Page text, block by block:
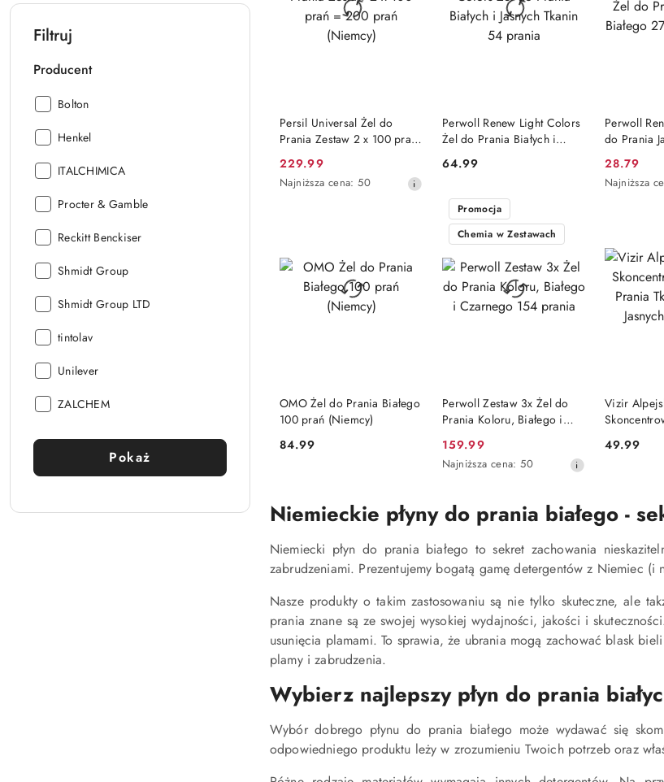
Filtruj
Producent
Producent:
Bolton
Producent:
Henkel
Producent:
ITALCHIMICA
Producent:
Procter & Gamble
Producent:
Reckitt Benckiser
Producent:
Shmidt Group
Producent:
Shmidt Group LTD
Producent:
tintolav
Producent:
Unilever
Producent:
ZALCHEM
Pokaż
Persil Universal Żel do
Prania Zestaw 2 x 100 prań
Cena
promocyjna:
229.99
Najniższa
przed
obniżką
Najniższa cena: 50
DO KOSZYKA
Perwoll Renew Light Colors
Żel do Prania Białych i
Cena:
64.99
DO KOSZYKA
Perwoll
do Prania
Cena
28.79
Najniższa
przed
obniżką
Najniższa
OMO Żel do Prania Białego
100 prań (Niemcy)
Cena:
84.99
PRODUKT NIEDOSTĘPNY
Perwoll Zestaw 3x Żel do
Prania Koloru, Białego i
Cena
promocyjna:
159.99
Najniższa
30
dni
obniżką
Najniższa cena: 50
Promocja
Chemia w Zestawach
PRODUKT NIEDOSTĘPNY
Vizir
Jasnych 50
Cena:
49.99
Niemieckie płyny do prania białego -
Niemiecki płyn do prania białego to sekret zachowania
zabrudzeniami. Prezentujemy bogatą gamę detergentów z Niemiec
Nasze produkty o takim zastosowaniu są nie tylko skuteczne, ale
prania znane są ze swojej wysokiej wydajności, jakości i
usunięcia plamami. To sprawia, że ubrania mogą zachować blask
plamy i zabrudzenia.
Wybierz najlepszy płyn do prania
Wybór dobrego płynu do prania białego może wydawać się
odpowiedniego produktu leży w zrozumieniu Twoich potrzeb oraz